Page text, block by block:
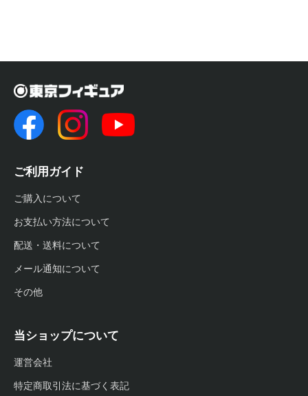
ご利用ガイド
ご購入について
お支払い方法について
配送・送料について
メール通知について
その他
当ショップについて
運営会社
特定商取引法に基づく表記